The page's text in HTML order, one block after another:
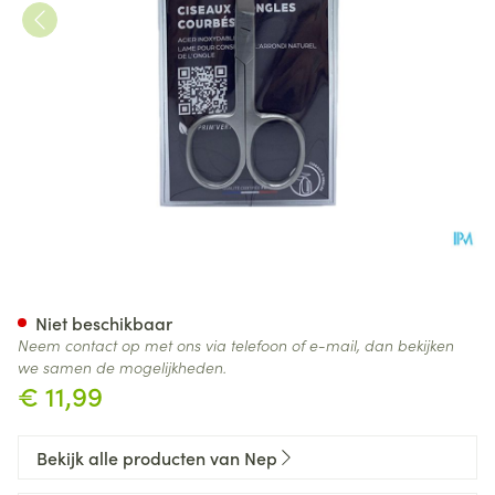
€ 11,99
Niet beschikbaar
Neem contact op met ons via telefoon of e-mail, dan bekijken
we samen de mogelijkheden.
Bekijk alle producten van Nep